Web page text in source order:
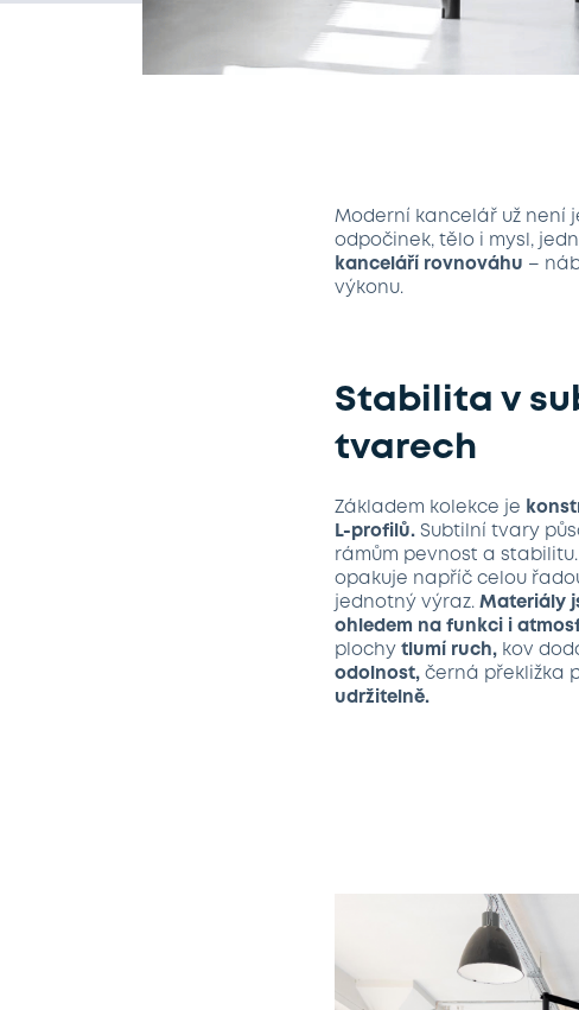
Moderní kancelář už není
odpočinek, tělo i mysl,
kanceláří rovnováhu –
výkonu.
Stabilita v
tvarech
Základem kolekce je
L-profilů. Subtilní tvary
rámům pevnost a
opakuje napříč celou
jednotný výraz. Materiály
ohledem na funkci i
plochy tlumí ruch, kov
odolnost, černá překližka
udržitelně.